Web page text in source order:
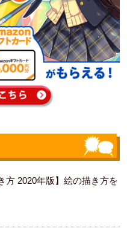
方 2020年版】絵の描き方を